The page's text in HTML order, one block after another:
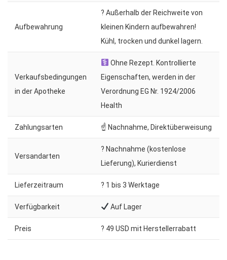
Aufbewahrung
? Außerhalb der Reichweite von
kleinen Kindern aufbewahren!
Kühl, trocken und dunkel lagern.
Verkaufsbedingungen
in der Apotheke
Ohne Rezept. Kontrollierte
Eigenschaften, werden in der
Verordnung EG Nr. 1924/2006
Health
Zahlungsarten ☝ Nachnahme, Direktüberweisung
Versandarten
? Nachnahme (kostenlose
Lieferung), Kurierdienst
Lieferzeitraum ?️ 1 bis 3 Werktage
Verfügbarkeit Auf Lager
Preis ? 49 USD mit Herstellerrabatt